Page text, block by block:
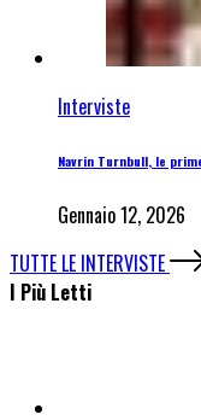
Interviste
Navrin Turnbull, le
Gennaio 12, 2026
TUTTE LE INTERVISTE
I Più Letti